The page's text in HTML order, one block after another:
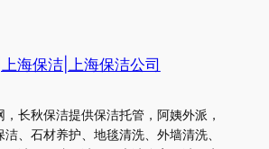
海保洁|上海保洁公司
，长秋保洁提供保洁托管，阿姨外派，
、石材养护、地毯清洗、外墙清洗、